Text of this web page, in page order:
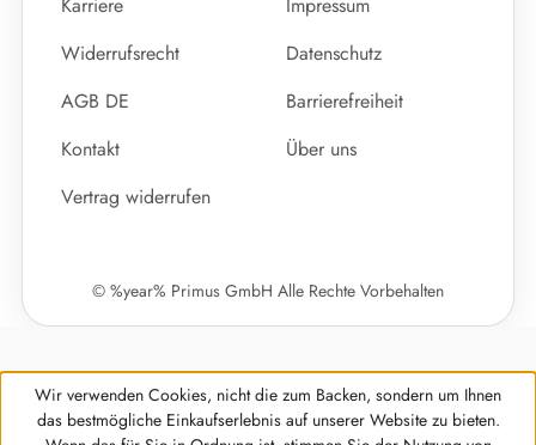
Widerrufsrecht
Datenschutz
AGB DE
Barrierefreiheit
Kontakt
Über uns
Vertrag widerrufen
© %year% Primus GmbH Alle Rechte Vorbehalten
Wir verwenden Cookies, nicht die zum Backen, sondern um Ihnen
das bestmögliche Einkaufserlebnis auf unserer Website zu bieten.